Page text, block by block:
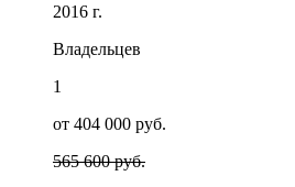
2016 г.
Владельцев
1
от 404 000 руб.
565 600 руб.